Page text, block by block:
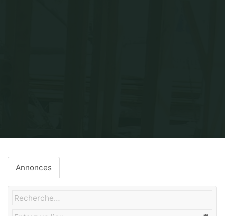
Annonces